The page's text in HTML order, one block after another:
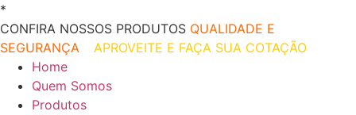
Ir
para
o
conteúdo
*
CONFIRA NOSSOS PRODUTOS QUALIDADE E
SEGURANÇA
APROVEITE E FAÇA SUA COTAÇÃO
Home
Quem Somos
Produtos